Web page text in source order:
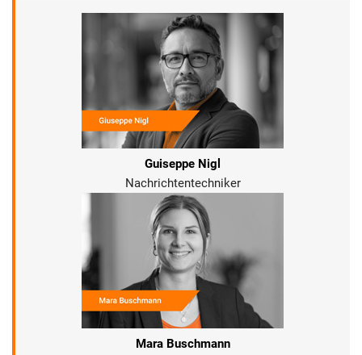
Guiseppe Nigl
Nachrichtentechniker
Mara Buschmann